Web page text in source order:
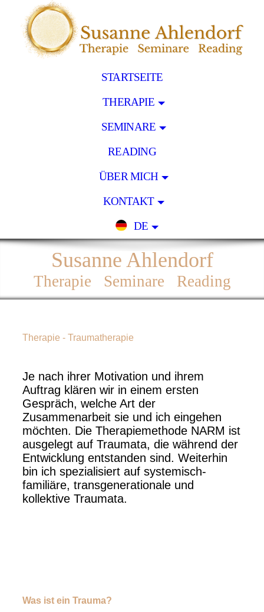
STARTSEITE
THERAPIE
SEMINARE
READING
ÜBER MICH
KONTAKT
DE
Susanne Ahlendorf
Therapie Seminare Reading
Therapie - Traumatherapie
Je nach ihrer Motivation und ihrem
Auftrag klären wir in einem ersten
Gespräch, welche Art der
Zusammenarbeit sie und ich eingehen
möchten. Die Therapiemethode NARM ist
ausgelegt auf Traumata, die während der
Entwicklung entstanden sind. Weiterhin
bin ich spezialisiert auf systemisch-
familiäre, transgenerationale und
kollektive Traumata.
Was ist ein Trauma?